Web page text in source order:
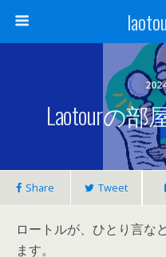
Laotourの
Share Tweet
ロートルが、ひとり言な
ます。